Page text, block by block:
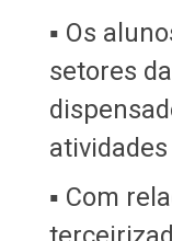
▪ Os
setores
▪ Com